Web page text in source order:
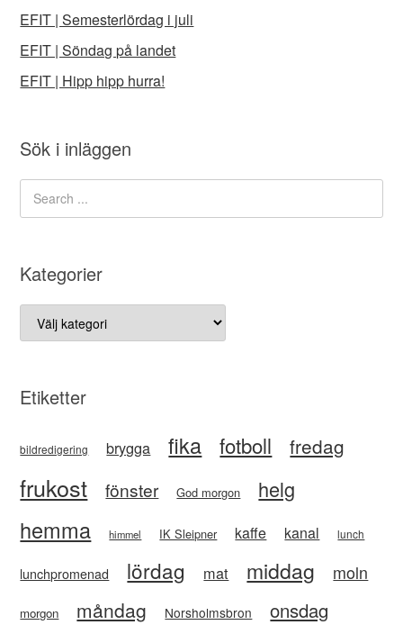
EFIT | Semesterlördag i juli
EFIT | Söndag på landet
EFIT | Hipp hipp hurra!
Sök i inläggen
Kategorier
Kategorier
Etiketter
bildredigering brygga fika fotboll fredag
frukost fönster God morgon helg
hemma himmel IK Sleipner kaffe kanal lunch
lunchpromenad lördag mat middag moln
morgon måndag Norsholmsbron onsdag